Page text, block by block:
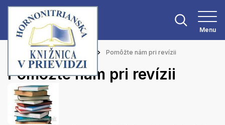
Menu
Hlavná stránka Aktuality Pomôžte nám pri revízii
Pomôžte nám pri revízii